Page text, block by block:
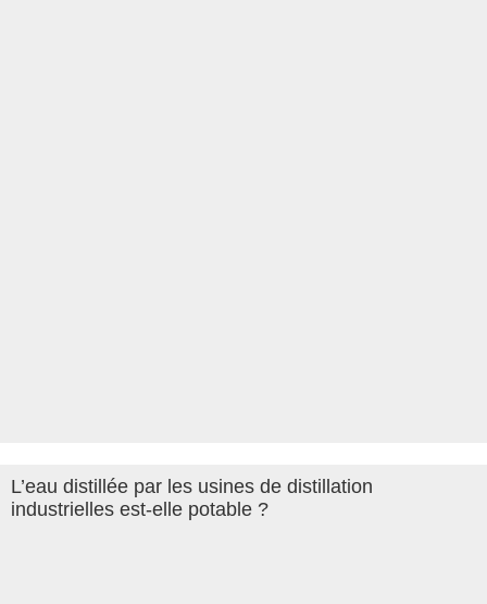
L’eau distillée par les usines de distillation
industrielles est-elle potable ?